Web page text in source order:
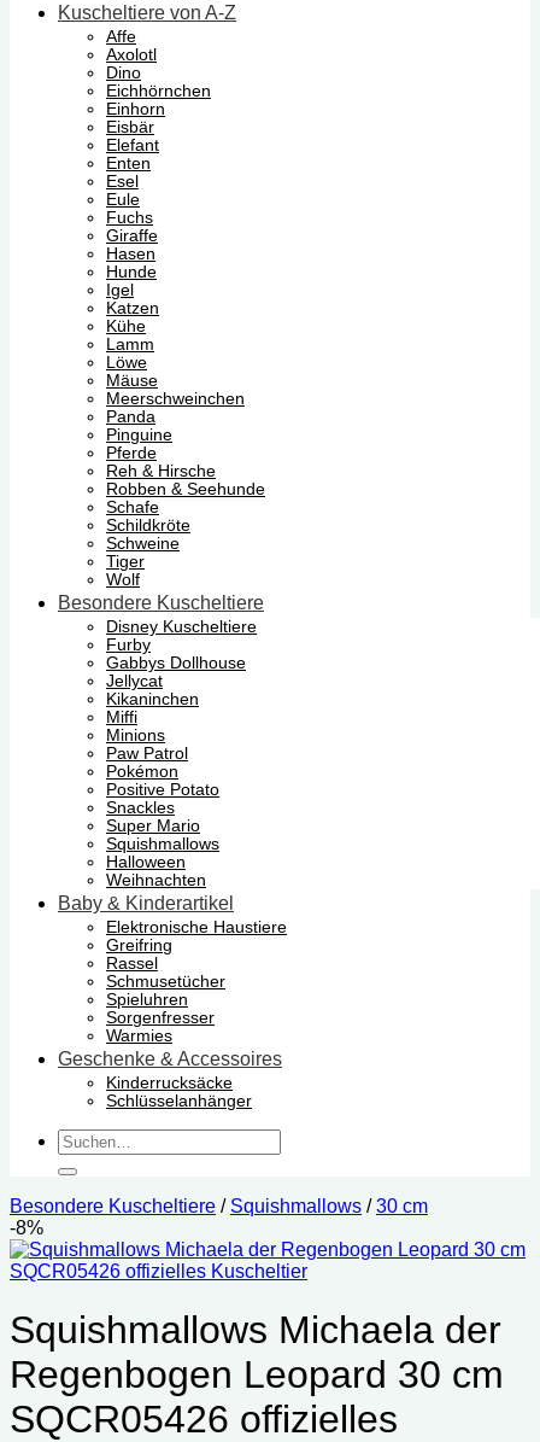
Kuscheltiere von A-Z
Affe
Axolotl
Dino
Eichhörnchen
Einhorn
Eisbär
Elefant
Enten
Esel
Eule
Fuchs
Giraffe
Hasen
Hunde
Igel
Katzen
Kühe
Lamm
Löwe
Mäuse
Meerschweinchen
Panda
Pinguine
Pferde
Reh & Hirsche
Robben & Seehunde
Schafe
Schildkröte
Schweine
Tiger
Wolf
Besondere Kuscheltiere
Disney Kuscheltiere
Furby
Gabbys Dollhouse
Jellycat
Kikaninchen
Miffi
Minions
Paw Patrol
Pokémon
Positive Potato
Snackles
Super Mario
Squishmallows
Halloween
Weihnachten
Baby & Kinderartikel
Elektronische Haustiere
Greifring
Rassel
Schmusetücher
Spieluhren
Sorgenfresser
Warmies
Geschenke & Accessoires
Kinderrucksäcke
Schlüsselanhänger
Suchen
nach:
Besondere Kuscheltiere / Squishmallows / 30 cm
-8%
Squishmallows Michaela der
Regenbogen Leopard 30 cm
SQCR05426 offizielles